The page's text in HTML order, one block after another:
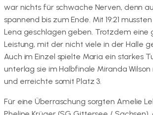
war nichts für schwache Nerven, denn
spannend bis zum Ende. Mit 19:21
Lena geschlagen geben. Trotzdem eine
Leistung, mit der nicht viele in der Halle
Auch im Einzel spielte Maria ein starkes
unterlag sie im Halbfinale Miranda Wilson
und erreichte somit Platz 3.
Für eine Überraschung sorgten Amelie